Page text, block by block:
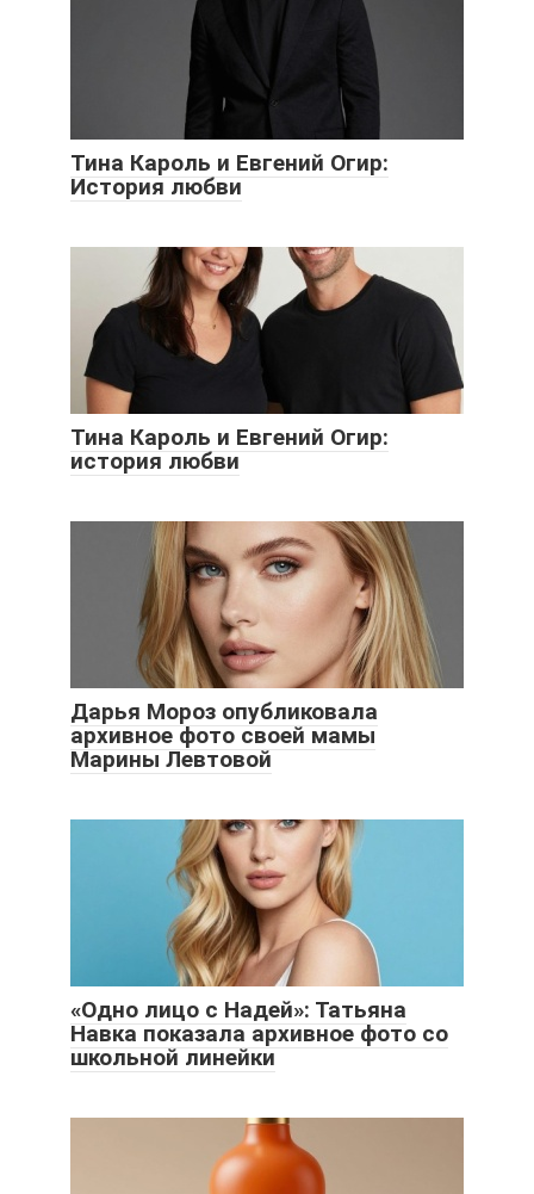
Тина Кароль и Евгений Огир:
История любви
Тина Кароль и Евгений Огир:
история любви
Дарья Мороз опубликовала
архивное фото своей мамы
Марины Левтовой
«Одно лицо с Надей»: Татьяна
Навка показала архивное фото со
школьной линейки